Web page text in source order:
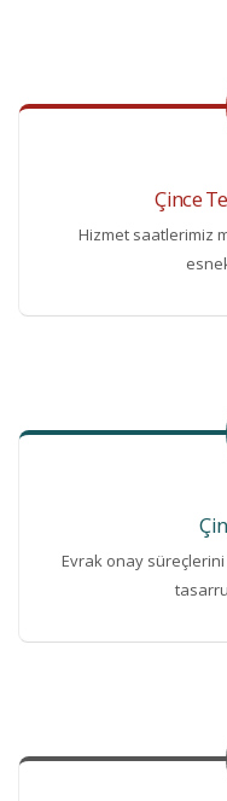
Çince
Hizmet saatlerimiz
Evrak onay